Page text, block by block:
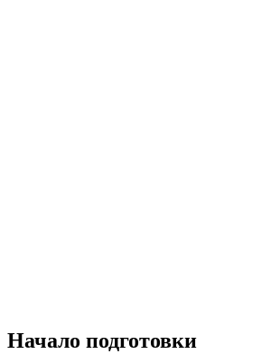
Начало подготовки